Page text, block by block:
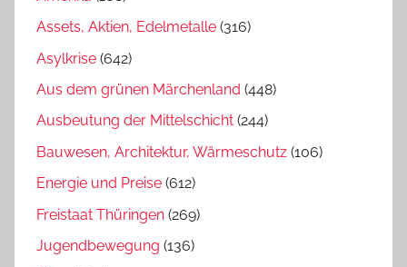
Assets, Aktien, Edelmetalle (316)
Asylkrise (642)
Aus dem grünen Märchenland (448)
Ausbeutung der Mittelschicht (244)
Bauwesen, Architektur, Wärmeschutz (106)
Energie und Preise (612)
Freistaat Thüringen (269)
Jugendbewegung (136)